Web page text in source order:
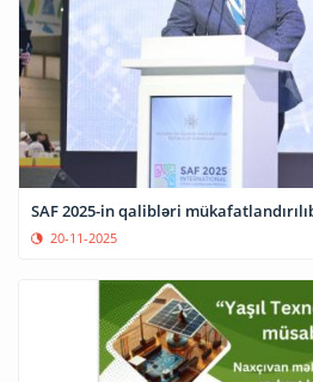
SAF 2025-in qalibləri
20-11-2025